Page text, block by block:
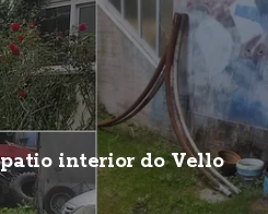
interior do Vello